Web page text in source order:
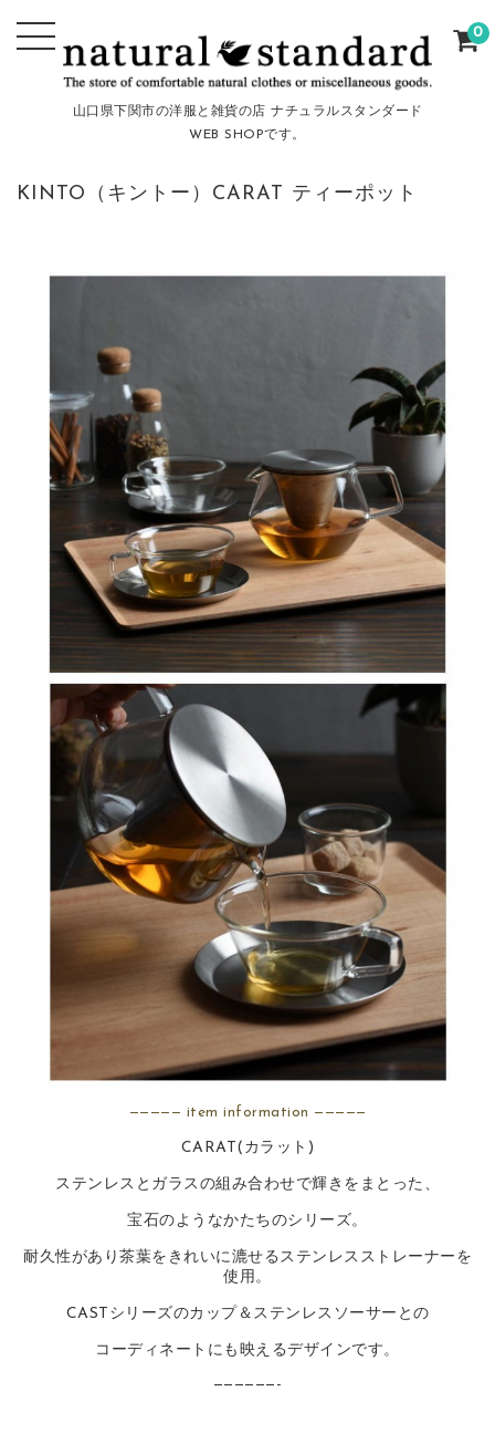
山口県下関市の洋服と雑貨の店 ナチュラルスタンダード
WEB SHOPです。
0
KINTO（キントー）CARAT ティーポット
————— item information —————
CARAT(カラット)
ステンレスとガラスの組み合わせで輝きをまとった、
宝石のようなかたちのシリーズ。
耐久性があり茶葉をきれいに漉せるステンレスストレーナーを
使用。
CASTシリーズのカップ＆ステンレスソーサーとの
コーディネートにも映えるデザインです。
——————-